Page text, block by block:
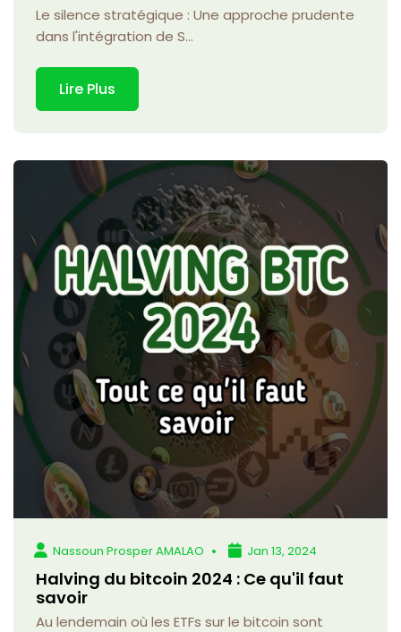
Le silence stratégique : Une approche prudente
dans l'intégration de S...
Lire Plus
Nassoun Prosper AMALAO Jan 13, 2024
Halving du bitcoin 2024 : Ce qu'il faut
savoir
Au lendemain où les ETFs sur le bitcoin sont